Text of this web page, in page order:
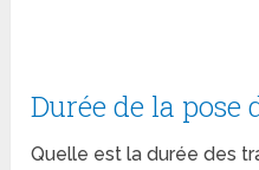
Durée de la pose
Quelle est la durée des